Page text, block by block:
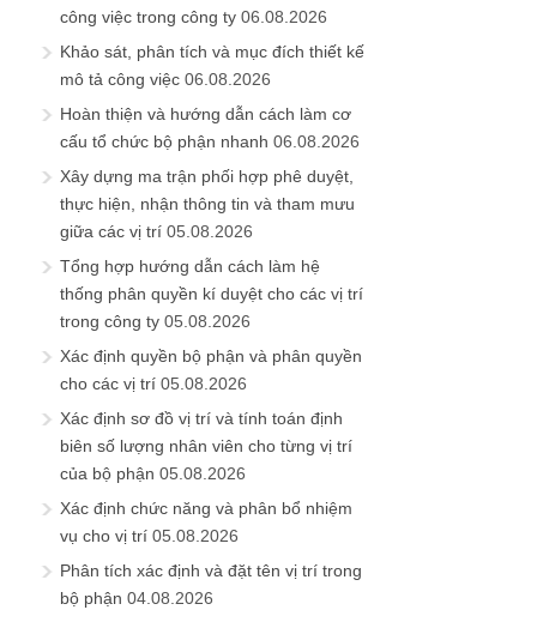
công việc trong công ty 06.08.2026
Khảo sát, phân tích và mục đích thiết kế
mô tả công việc 06.08.2026
Hoàn thiện và hướng dẫn cách làm cơ
cấu tổ chức bộ phận nhanh 06.08.2026
Xây dựng ma trận phối hợp phê duyệt,
thực hiện, nhận thông tin và tham mưu
giữa các vị trí 05.08.2026
Tổng hợp hướng dẫn cách làm hệ
thống phân quyền kí duyệt cho các vị trí
trong công ty 05.08.2026
Xác định quyền bộ phận và phân quyền
cho các vị trí 05.08.2026
Xác định sơ đồ vị trí và tính toán định
biên số lượng nhân viên cho từng vị trí
của bộ phận 05.08.2026
Xác định chức năng và phân bổ nhiệm
vụ cho vị trí 05.08.2026
Phân tích xác định và đặt tên vị trí trong
bộ phận 04.08.2026